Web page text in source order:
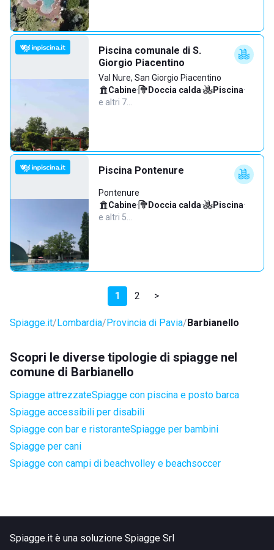
Piscina comunale di S.
Giorgio Piacentino
Val Nure, San Giorgio Piacentino
Cabine· Doccia calda· Piscina·
e altri 7…
Piscina Pontenure
Pontenure
Cabine· Doccia calda· Piscina·
e altri 5…
1 2 >
Spiagge.it Lombardia Provincia di Pavia Barbianello
Scopri le diverse tipologie di spiagge nel
comune di Barbianello
Spiagge attrezzateSpiagge con piscina e posto barca
Spiagge accessibili per disabili
Spiagge con bar e ristoranteSpiagge per bambini
Spiagge per cani
Spiagge con campi di beachvolley e beachsoccer
Spiagge.it è una soluzione Spiagge Srl